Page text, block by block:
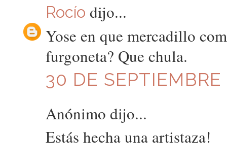
Rocío dijo...
Yose en que mercadillo
furgoneta? Que chula.
30 DE SEPTIEMBRE
Anónimo dijo...
Estás hecha una artistaza!